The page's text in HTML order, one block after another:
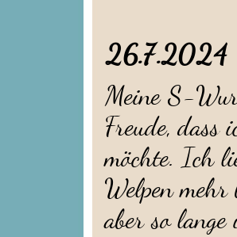
Meine S-
Freude,
möchte. Ich
Welpen
aber so